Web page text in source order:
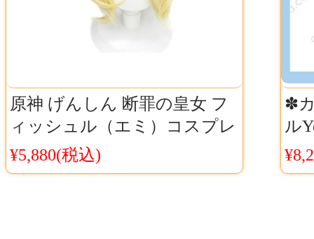
原神 げんしん 断罪の皇女 フ
ィッシュル（エミ）コスプレ
ウィッグ Cosyaya通販 送料無
料
¥5,880(税込)
✽
ル
ウ
ー